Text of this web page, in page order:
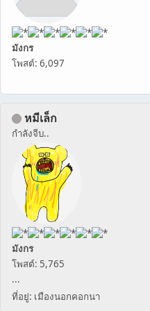
มังกร
โพสต์: 6,097
หมีเล็ก
กำลังจีบ..
มังกร
โพสต์: 5,765
...
ที่อยู่: เมืองนอกคอกนา